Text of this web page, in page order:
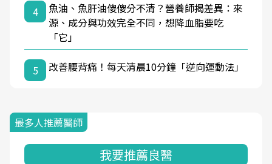
4
魚油、魚肝油傻傻分不清？營養師揭差異：來
源、成分與功效完全不同，想降血脂要吃
「它」
5 改善腰背痛！每天清晨10分鐘「逆向運動法」
最多人推薦醫師
我要推薦良醫